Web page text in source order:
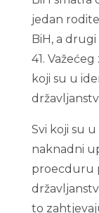
jedan
BiH, a
41.
koji su u
Svi koji su
naknadni
proecduru
to